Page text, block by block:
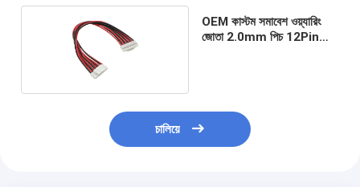
OEM কাস্টম সমাবেশ ওয়্যারিং
জোতা 2.0mm পিচ 12Pin
চালিয়ে